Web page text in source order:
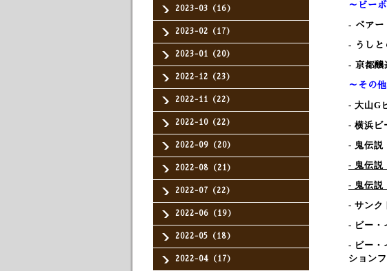
2023-03（16）
2023-02（17）
2023-01（20）
2022-12（23）
2022-11（22）
2022-10（22）
2022-09（20）
2022-08（21）
2022-07（22）
2022-06（19）
2022-05（18）
2022-04（17）
～ビー
- ベア
- うし
- 京都
～その
- 大山G
- 横浜
- 鬼伝
- 鬼伝
- 鬼伝
- サンク
- ビー・
- ビー
ション